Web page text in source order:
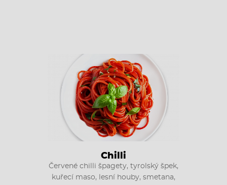
Chilli
Červené chilli špagety, tyrolský špek,
kuřecí maso, lesní houby, smetana,